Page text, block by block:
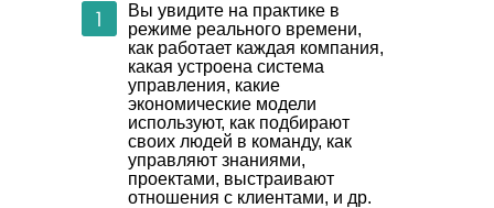
Вы увидите на практике в
режиме реального времени,
как работает каждая компания,
какая устроена система
управления, какие
экономические модели
используют, как подбирают
своих людей в команду, как
управляют знаниями,
проектами, выстраивают
отношения с клиентами, и др.